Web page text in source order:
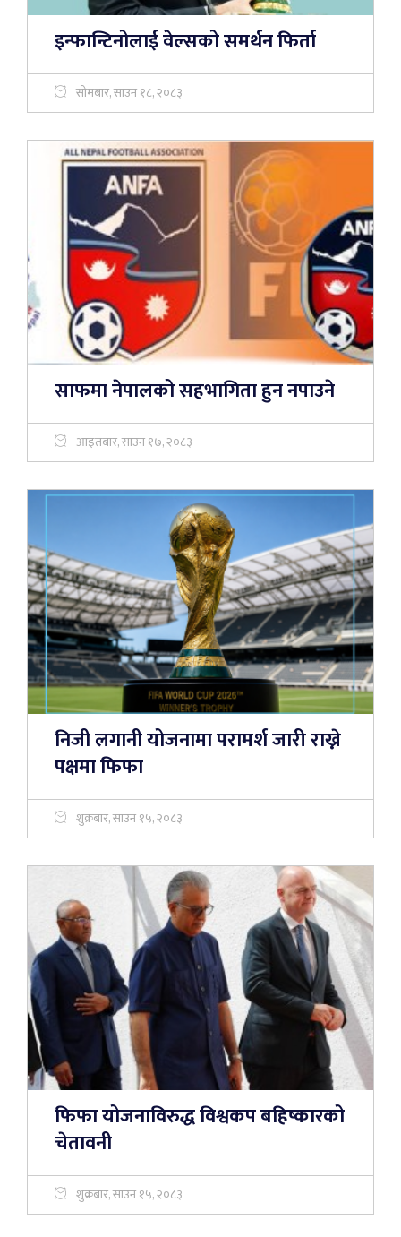
इन्फान्टिनोलाई वेल्सको समर्थन फिर्ता
सोमबार, साउन १८, २०८३
साफमा नेपालको सहभागिता हुन नपाउने
आइतबार, साउन १७, २०८३
निजी लगानी योजनामा परामर्श जारी राख्ने
पक्षमा फिफा
शुक्रबार, साउन १५, २०८३
फिफा योजनाविरुद्ध विश्वकप बहिष्कारको
चेतावनी
शुक्रबार, साउन १५, २०८३